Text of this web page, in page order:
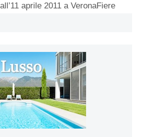
aprile 2011 a VeronaFiere